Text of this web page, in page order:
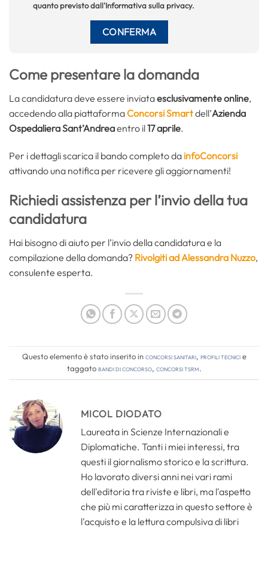
quanto previsto dall'Informativa sulla privacy.
Come presentare la domanda
La candidatura deve essere inviataesclusivamente online,
accedendo alla piattaformaConcorsi Smartdell’Azienda
Ospedaliera Sant’Andreaentro il17 aprile.
Per i dettagli scarica il bando completo da infoConcorsi
attivando una notifica per ricevere gli aggiornamenti!
Richiedi assistenza per l’invio della tua
candidatura
Hai bisogno di aiuto per l’invio della candidatura e la
compilazione della domanda? Rivolgiti ad Alessandra Nuzzo,
consulente esperta.
Questo elemento è stato inserito inConcorsi Sanitari, Profili tecnicie
taggatobandi di concorso, concorsi tsrm.
MICOL DIODATO
Laureata in Scienze Internazionali e
Diplomatiche. Tanti i miei interessi, tra
questi il giornalismo storico e la scrittura.
Ho lavorato diversi anni nei vari rami
dell'editoria tra riviste e libri, ma l'aspetto
che più mi caratterizza in questo settore è
l'acquisto e la lettura compulsiva di libri